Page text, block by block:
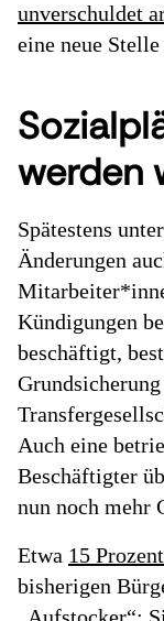
unverschuldet
eine neue
werden
Spätestens
Änderungen
Kündigungen
beschäftigt,
Auch eine
Beschäftigter
nun noch mehr
Etwa 15 Prozent
bisherigen